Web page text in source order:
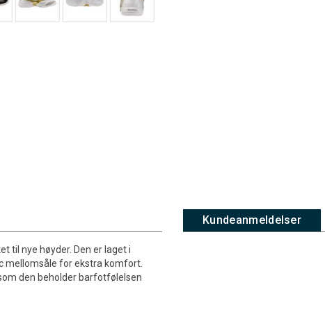
til nye høyder. Den er laget i
mellomsåle for ekstra komfort.
den beholder barfotfølelsen
Kundeanmeldelser